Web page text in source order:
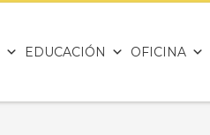
EDUCACIÓN OFICINA